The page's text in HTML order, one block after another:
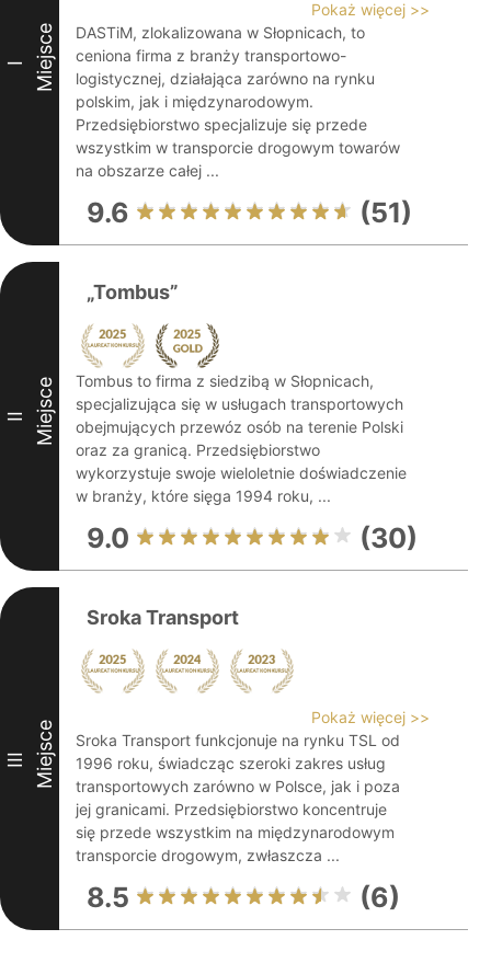
I Miejsce
Pokaż więcej >>
DASTiM, zlokalizowana w Słopnicach, to
ceniona firma z branży transportowo-
logistycznej, działająca zarówno na rynku
polskim, jak i międzynarodowym.
Przedsiębiorstwo specjalizuje się przede
wszystkim w transporcie drogowym towarów
na obszarze całej ...
9.6 (51)
II Miejsce
„Tombus”
Tombus to firma z siedzibą w Słopnicach,
specjalizująca się w usługach transportowych
obejmujących przewóz osób na terenie Polski
oraz za granicą. Przedsiębiorstwo
wykorzystuje swoje wieloletnie doświadczenie
w branży, które sięga 1994 roku, ...
9.0 (30)
III Miejsce
Sroka Transport
Pokaż więcej >>
Sroka Transport funkcjonuje na rynku TSL od
1996 roku, świadcząc szeroki zakres usług
transportowych zarówno w Polsce, jak i poza
jej granicami. Przedsiębiorstwo koncentruje
się przede wszystkim na międzynarodowym
transporcie drogowym, zwłaszcza ...
8.5 (6)